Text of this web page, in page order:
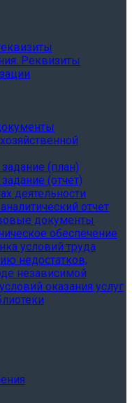
Реквизиты
(план)
(отчет)
деятельности
отчет
документы
обеспечение
условий труда
недостатков,
независимой
оказания услуг